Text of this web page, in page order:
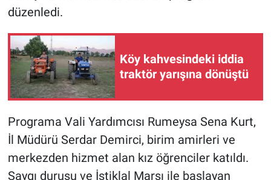
düzenledi.
Köy kahvesindeki iddia
traktör yarışına dönüştü
Programa Vali Yardımcısı Rumeysa Sena Kurt,
İl Müdürü Serdar Demirci, birim amirleri ve
merkezden hizmet alan kız öğrenciler katıldı.
Saygı duruşu ve İstiklal Marşı ile başlayan